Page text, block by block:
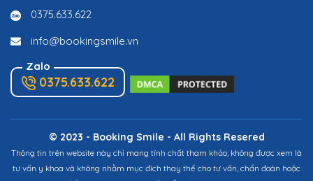
0375.633.622
info@bookingsmile.vn
Zalo
0375.633.622
© 2023 - Booking Smile - All Rights Resered
Thông tin trên website này chỉ mang tính chất tham khảo; không được xem là
tư vấn y khoa và không nhằm mục đích thay thế cho tư vấn, chẩn đoán hoặc